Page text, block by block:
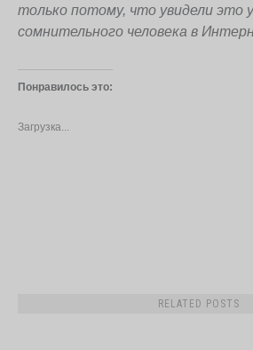
только потому, что увидели это
сомнительного человека в
Понравилось это:
Загрузка...